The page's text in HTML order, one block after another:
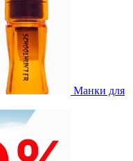
Манки для